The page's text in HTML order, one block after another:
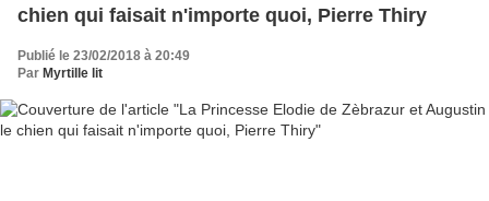
chien qui faisait n'importe quoi, Pierre Thiry
Publié le 23/02/2018 à 20:49
Par Myrtille lit